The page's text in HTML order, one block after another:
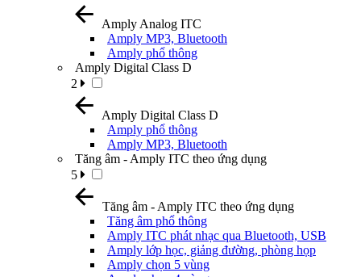
Amply Analog ITC
Amply MP3, Bluetooth
Amply phổ thông
Amply Digital Class D
2
Amply Digital Class D
Amply phổ thông
Amply MP3, Bluetooth
Tăng âm - Amply ITC theo ứng dụng
5
Tăng âm - Amply ITC theo ứng dụng
Tăng âm phổ thông
Amply ITC phát nhạc qua Bluetooth, USB
Amply lớp học, giảng đường, phòng họp
Amply chọn 5 vùng